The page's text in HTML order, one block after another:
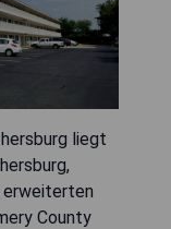
liegt
erweiterten
County